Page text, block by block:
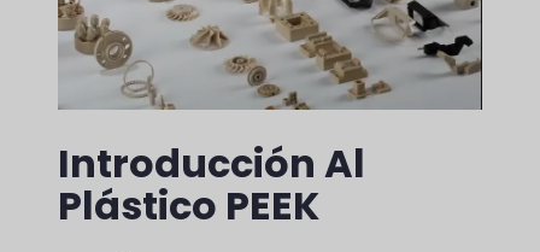
Introducción Al
Plástico PEEK